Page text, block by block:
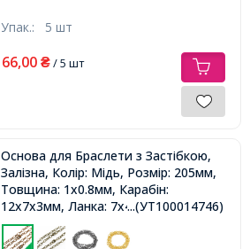
Упак.: 5 шт
66,00 ₴/ 5 шт
Основа для Браслети з Застібкою,
Залізна, Колір: Мідь, Розмір: 205мм,
Товщина: 1x0.8мм, Карабін:
12x7x3мм, Ланка: 7x4.5x1мм,...(УТ100014746)